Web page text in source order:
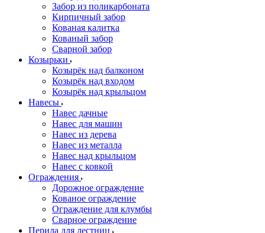
Забор из поликарбоната
Кирпичный забор
Кованая калитка
Кованый забор
Сварной забор
Козырьки
Козырёк над балконом
Козырёк над входом
Козырёк над крыльцом
Навесы
Навес дачные
Навес для машин
Навес из дерева
Навес из металла
Навес над крыльцом
Навес с ковкой
Ограждения
Дорожное ограждение
Кованое ограждение
Ограждение для клумбы
Сварное ограждение
Перила для лестниц